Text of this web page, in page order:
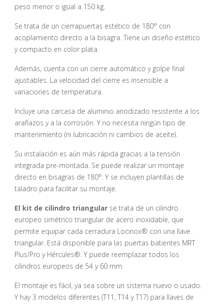
peso menor o igual a 150 kg.
Se trata de un cierrapuertas estético de 180° con
acoplamiento directo a la bisagra. Tiene un diseño estético
y compacto en color plata.
Además, cuenta con un cierre automático y golpe final
ajustables. La velocidad del cierre es insensible a
variaciones de temperatura.
Incluye una carcasa de aluminio anodizado resistente a los
arañazos y a la corrosión. Y no necesita ningún tipo de
mantenimiento (ni lubricación ni cambios de aceite).
Su instalación es aún más rápida gracias a la tensión
integrada pre-montada. Se puede realizar un montaje
directo en bisagras de 180°. Y se incluyen plantillas de
taladro para facilitar su montaje.
El kit de cilindro triangular se trata de un cilindro
europeo simétrico triangular de acero inoxidable, que
permite equipar cada cerradura Locinox® con una llave
triangular. Está disponible para las puertas batientes MRT
Plus/Pro y Hércules®. Y puede reemplazar todos los
cilindros europeos de 54 y 60 mm.
El montaje es fácil, ya sea sobre un sistema nuevo o usado.
Y hay 3 modelos diferentes (T11, T14 y T17) para llaves de